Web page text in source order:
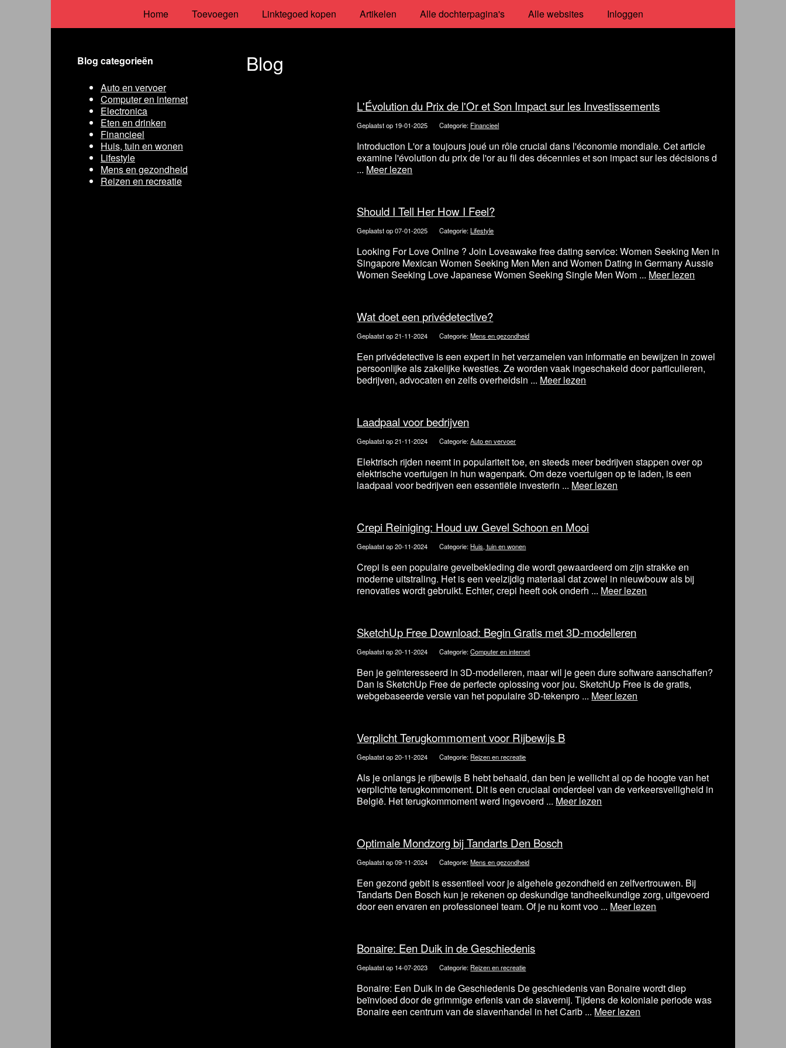
Home Toevoegen Linktegoed kopen Artikelen Alle dochterpagina's Alle websites Inloggen
Blog
L'Évolution du Prix de l'Or et Son Impact sur les Investissements
Geplaatst op 19-01-2025 Categorie: Financieel
Introduction L'or a toujours joué un rôle crucial dans l'économie mondiale. Cet article
examine l'évolution du prix de l'or au fil des décennies et son impact sur les décisions d
... Meer lezen
Should I Tell Her How I Feel?
Geplaatst op 07-01-2025 Categorie:Lifestyle
Looking For Love Online ? Join Loveawake free dating service: Women Seeking Men in
Singapore Mexican Women Seeking Men Men and Women Dating in Germany Aussie
Women Seeking Love Japanese Women Seeking Single Men Wom ... Meer lezen
Wat doet een privédetective?
Geplaatst op 21-11-2024 Categorie:Mens en gezondheid
Een privédetective is een expert in het verzamelen van informatie en bewijzen in zowel
persoonlijke als zakelijke kwesties. Ze worden vaak ingeschakeld door particulieren,
bedrijven, advocaten en zelfs overheidsin ... Meer lezen
Laadpaal voor bedrijven
Geplaatst op 21-11-2024 Categorie:Auto en vervoer
Elektrisch rijden neemt in populariteit toe, en steeds meer bedrijven stappen over op
elektrische voertuigen in hun wagenpark. Om deze voertuigen op te laden, is een
laadpaal voor bedrijven een essentiële investerin ... Meer lezen
Crepi Reiniging: Houd uw Gevel Schoon en Mooi
Geplaatst op 20-11-2024 Categorie: Huis, tuin en wonen
Crepi is een populaire gevelbekleding die wordt gewaardeerd om zijn strakke en
moderne uitstraling. Het is een veelzijdig materiaal dat zowel in nieuwbouw als bij
renovaties wordt gebruikt. Echter, crepi heeft ook onderh ... Meer lezen
SketchUp Free Download: Begin Gratis met 3D-modelleren
Geplaatst op 20-11-2024 Categorie:Computer en internet
Ben je geïnteresseerd in 3D-modelleren, maar wil je geen dure software aanschaffen?
Dan is SketchUp Free de perfecte oplossing voor jou. SketchUp Free is de gratis,
webgebaseerde versie van het populaire 3D-tekenpro ... Meer lezen
Verplicht Terugkommoment voor Rijbewijs B
Geplaatst op 20-11-2024 Categorie: Reizen en recreatie
Als je onlangs je rijbewijs B hebt behaald, dan ben je wellicht al op de hoogte van het
verplichte terugkommoment. Dit is een cruciaal onderdeel van de verkeersveiligheid in
België. Het terugkommoment werd ingevoerd ... Meer lezen
Optimale Mondzorg bij Tandarts Den Bosch
Geplaatst op 09-11-2024 Categorie:Mens en gezondheid
Een gezond gebit is essentieel voor je algehele gezondheid en zelfvertrouwen. Bij
Tandarts Den Bosch kun je rekenen op deskundige tandheelkundige zorg, uitgevoerd
door een ervaren en professioneel team. Of je nu komt voo ... Meer lezen
Bonaire: Een Duik in de Geschiedenis
Geplaatst op 14-07-2023 Categorie: Reizen en recreatie
Bonaire: Een Duik in de Geschiedenis De geschiedenis van Bonaire wordt diep
beïnvloed door de grimmige erfenis van de slavernij. Tijdens de koloniale periode was
Bonaire een centrum van de slavenhandel in het Carib ... Meer lezen
Blog categorieën
Auto en vervoer
Computer en internet
Electronica
Eten en drinken
Financieel
Huis, tuin en wonen
Lifestyle
Mens en gezondheid
Reizen en recreatie